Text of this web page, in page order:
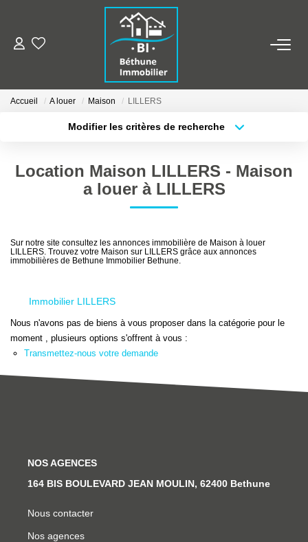
ALERTE MAILS
Qui Sommes Nous
Nos Contacts
Locations
Investisseurs
Copropriétés
Accueil A louer Maison LILLERS
Modifier les critères de recherche
Type de bien
Surface min
Créer une alerte
Location Maison LILLERS - Maison
a louer à LILLERS
Sur notre site consultez les annonces immobilière de Maison à louer
LILLERS. Trouvez votre Maison sur LILLERS grâce aux annonces
immobilières de Bethune Immobilier Bethune.
Immobilier LILLERS
Nous n'avons pas de biens à vous proposer dans la catégorie pour le
moment , plusieurs options s'offrent à vous :
Transmettez-nous votre demande
NOS AGENCES
164 BIS BOULEVARD JEAN MOULIN, 62400 Bethune
Nous contacter
Nos agences